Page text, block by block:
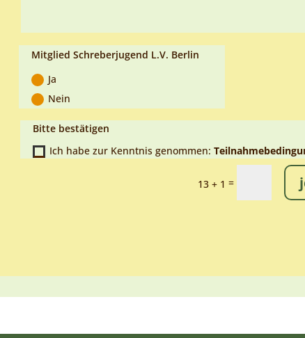
Mitglied Schreberjugend L.V. Berlin
Ja
Nein
Bitte bestätigen
Ich habe zur Kenntnis genommen:
13 + 1 =